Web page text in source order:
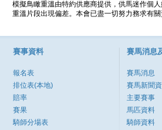
模擬鳥瞰重溫由特約供應商提供，供馬迷作個
重溫片段出現偏差。本會已盡一切努力務求有
賽事資料
報名表
排位表(本地)
賠率
賽果
騎師分場表
賽馬消息
賽馬消息
賽馬新聞
主要賽事
馬匹資料
騎師資料